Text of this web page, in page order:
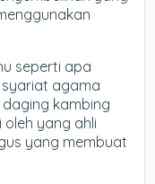
seperti apa
agama
kambing
yang ahli
yang membuat